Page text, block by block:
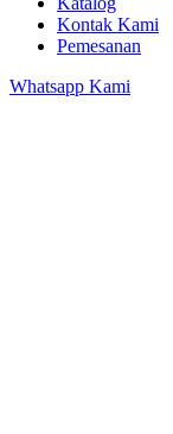
Kontak Kami
Pemesanan
Whatsapp Kami